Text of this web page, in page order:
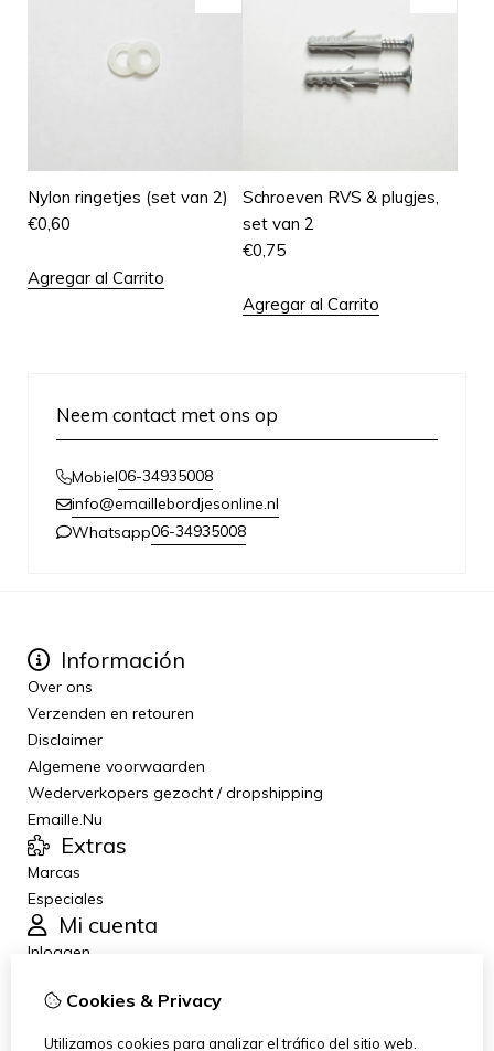
Nylon ringetjes (set van 2)
€0,60
Agregar al Carrito
Schroeven RVS & plugjes,
set van 2
€0,75
Agregar al Carrito
Neem contact met ons op
Mobiel06-34935008
info@emaillebordjesonline.nl
Whatsapp06-34935008
Información
Over ons
Verzenden en retouren
Disclaimer
Algemene voorwaarden
Wederverkopers gezocht / dropshipping
Emaille.Nu
Extras
Marcas
Especiales
Mi cuenta
Inloggen
Lista de deseos
Cookies & Privacy
Utilizamos cookies para analizar el tráfico del sitio web.